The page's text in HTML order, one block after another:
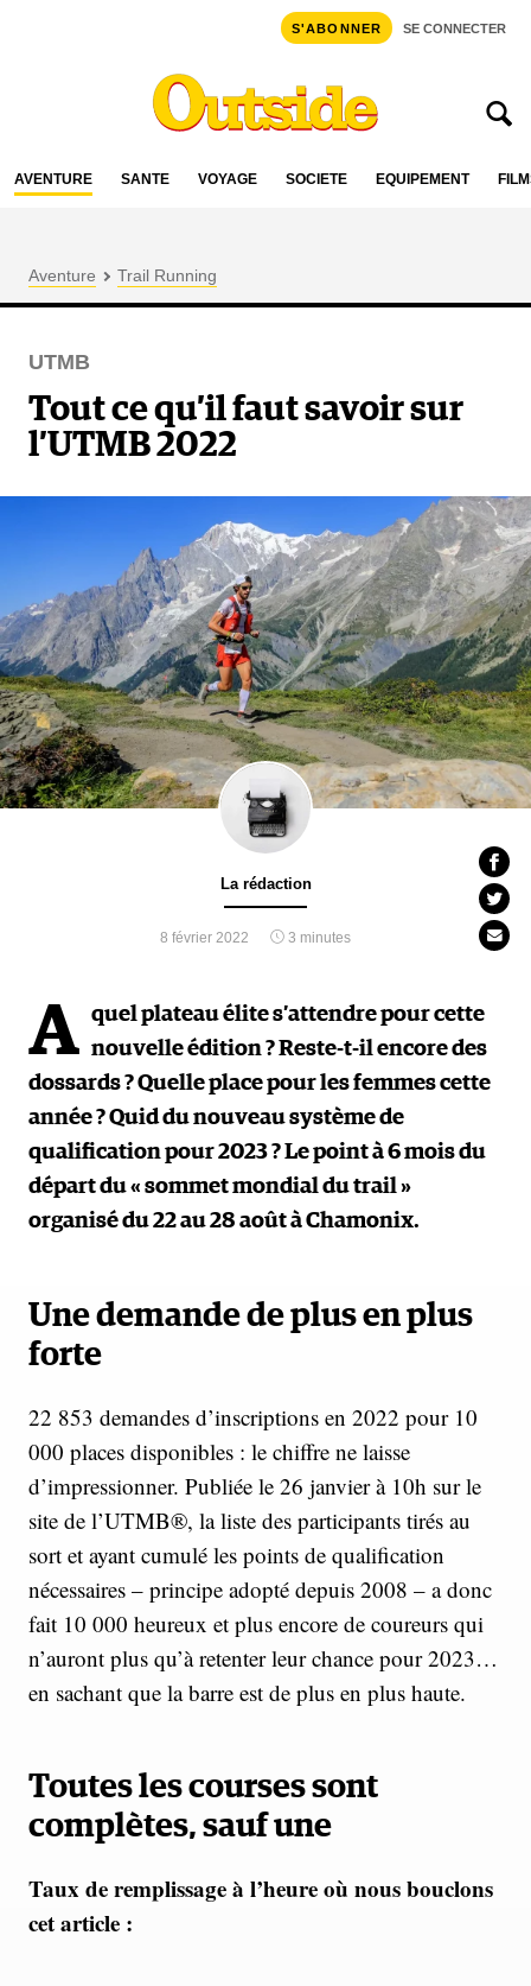
S'ABONNER SE CONNECTER
AVENTURE SANTÉ VOYAGE SOCIÉTÉ ÉQUIPEMENT
Aventure Trail Running
UTMB
Tout ce qu’il faut savoir sur
l’UTMB 2022
La rédaction
8 février 2022 3 minutes
A quel plateau élite s’attendre pour cette
nouvelle édition ? Reste-t-il encore des
dossards ? Quelle place pour les femmes cette
année ? Quid du nouveau système de
qualification pour 2023 ? Le point à 6 mois du
départ du « sommet mondial du trail »
organisé du 22 au 28 août à Chamonix.
Une demande de plus en plus
forte
22 853 demandes d’inscriptions en 2022 pour 10
000 places disponibles : le chiffre ne laisse
d’impressionner. Publiée le 26 janvier à 10h sur le
site de l’UTMB®, la liste des participants tirés au
sort et ayant cumulé les points de qualification
nécessaires – principe adopté depuis 2008 – a donc
fait 10 000 heureux et plus encore de coureurs qui
n’auront plus qu’à retenter leur chance pour 2023…
en sachant que la barre est de plus en plus haute.
Toutes les courses sont
complètes, sauf une
Taux de remplissage à l’heure où nous bouclons
cet article :